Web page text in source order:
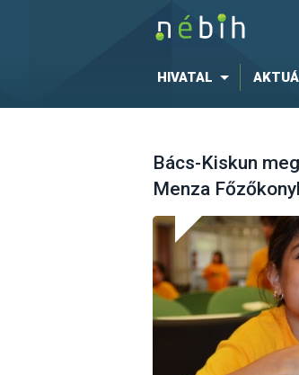
HIVATAL
Bács-Kiskun
Menza